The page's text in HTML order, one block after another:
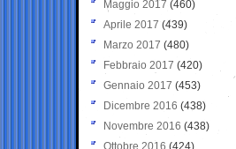
Maggio 2017 (460)
Aprile 2017 (439)
Marzo 2017 (480)
Febbraio 2017 (420)
Gennaio 2017 (453)
Dicembre 2016 (438)
Novembre 2016 (438)
Ottobre 2016 (424)